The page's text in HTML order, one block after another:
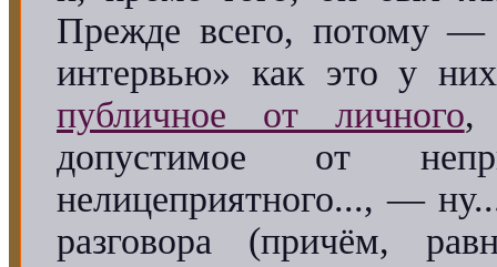
Прежде всего, потому —
интервью» как это у
публичное от личного,
допустимое от
нелицеприятного..., —
разговора (причём,